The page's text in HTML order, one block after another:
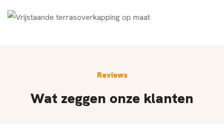
Reviews
Wat zeggen onze klanten